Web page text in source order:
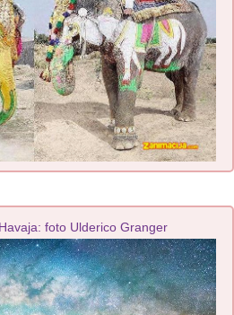
foto Ulderico Granger